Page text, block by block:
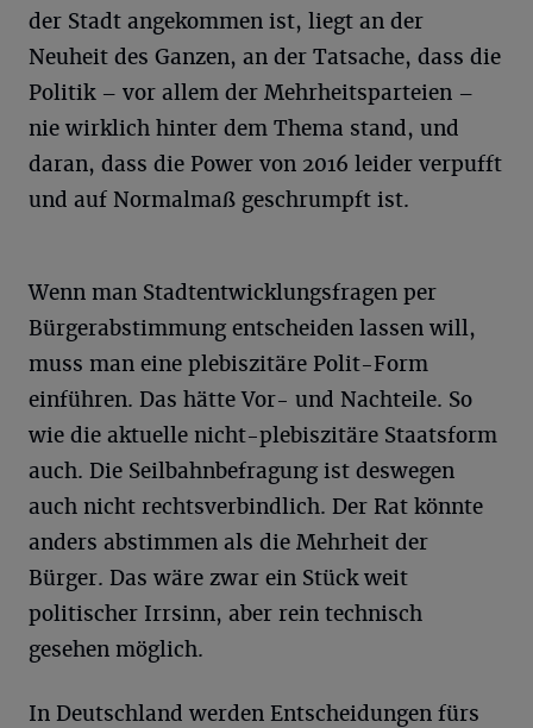
der Stadt angekommen ist, liegt an der
Neuheit des Ganzen, an der Tatsache, dass die
Politik – vor allem der Mehrheitsparteien –
nie wirklich hinter dem Thema stand, und
daran, dass die Power von 2016 leider verpufft
und auf Normalmaß geschrumpft ist.
Wenn man Stadtentwicklungsfragen per
Bürgerabstimmung entscheiden lassen will,
muss man eine plebiszitäre Polit-Form
einführen. Das hätte Vor- und Nachteile. So
wie die aktuelle nicht-plebiszitäre Staatsform
auch. Die Seilbahnbefragung ist deswegen
auch nicht rechtsverbindlich. Der Rat könnte
anders abstimmen als die Mehrheit der
Bürger. Das wäre zwar ein Stück weit
politischer Irrsinn, aber rein technisch
gesehen möglich.
In Deutschland werden Entscheidungen fürs